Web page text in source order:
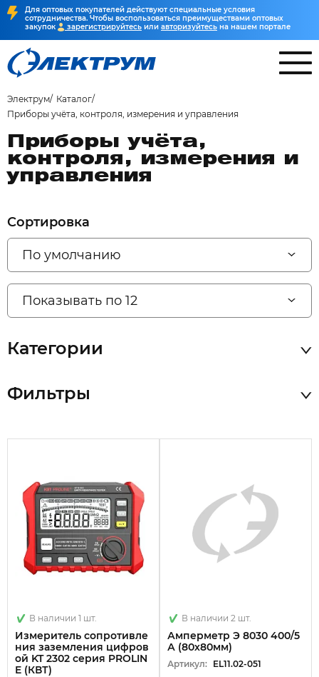
Для оптовых покупателей действуют специальные условия
сотрудничества. Чтобы воспользоваться преимуществами оптовых
закупок
зарегистрируйтесь или авторизуйтесь на нашем портале
Электрум
Каталог
Приборы учёта, контроля, измерения и управления
Приборы учёта,
контроля, измерения и
управления
Сортировка
По умолчанию
Показывать по 12
Категории
Фильтры
В наличии 1 шт.
Измеритель сопротивле
ния заземления цифров
ой KT 2302 серия PROLIN
E (КВТ)
В наличии 2 шт.
Амперметр Э 8030 400/5
А (80х80мм)
Артикул: EL11.02-051